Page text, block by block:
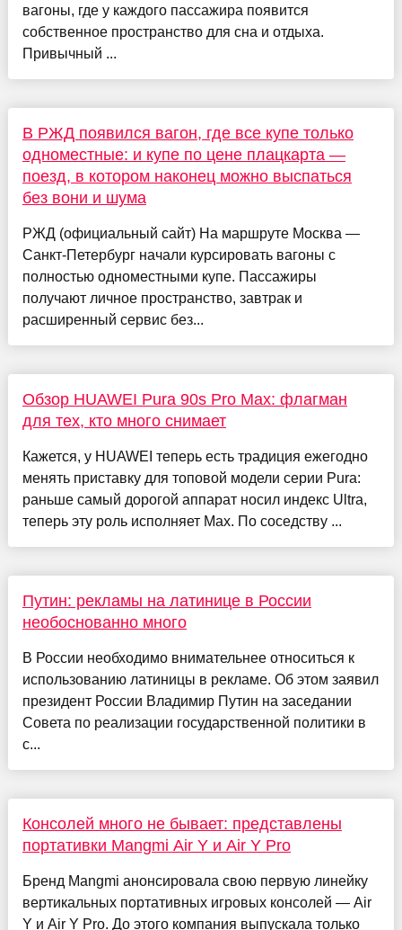
вагоны, где у каждого пассажира появится
собственное пространство для сна и отдыха.
Привычный ...
В РЖД появился вагон, где все купе только
одноместные: и купе по цене плацкарта —
поезд, в котором наконец можно выспаться
без вони и шума
РЖД (официальный сайт) На маршруте Москва —
Санкт-Петербург начали курсировать вагоны с
полностью одноместными купе. Пассажиры
получают личное пространство, завтрак и
расширенный сервис без...
Обзор HUAWEI Pura 90s Pro Max: флагман
для тех, кто много снимает
Кажется, у HUAWEI теперь есть традиция ежегодно
менять приставку для топовой модели серии Pura:
раньше самый дорогой аппарат носил индекс Ultra,
теперь эту роль исполняет Max. По соседству ...
Путин: рекламы на латинице в России
необоснованно много
В России необходимо внимательнее относиться к
использованию латиницы в рекламе. Об этом заявил
президент России Владимир Путин на заседании
Совета по реализации государственной политики в
с...
Консолей много не бывает: представлены
портативки Mangmi Air Y и Air Y Pro
Бренд Mangmi анонсировала свою первую линейку
вертикальных портативных игровых консолей — Air
Y и Air Y Pro. До этого компания выпускала только